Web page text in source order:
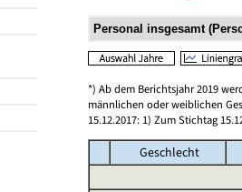
*) Ab dem Berichtsjahr 2019
männlichen oder weiblichen
15.12.2017: 1) Zum Stichtag
Geschlecht